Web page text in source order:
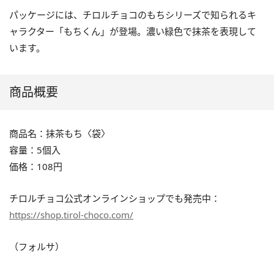
パッケージには、チロルチョコのもちシリーズで知られるキ
ャラクター「もちくん」が登場。濃い緑色で抹茶を表現して
います。
商品概要
商品名：抹茶もち〈袋〉
容量：5個入
価格：108円
チロルチョコ公式オンラインショップでも発売中：
https://shop.tirol-choco.com/
（フォルサ）